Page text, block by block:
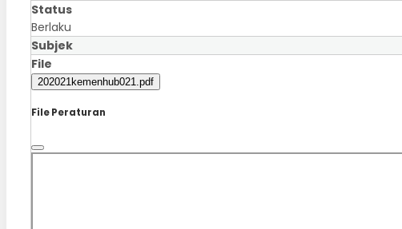
Status
Berlaku
Subjek
File
202021kemenhub021.pdf
File Peraturan